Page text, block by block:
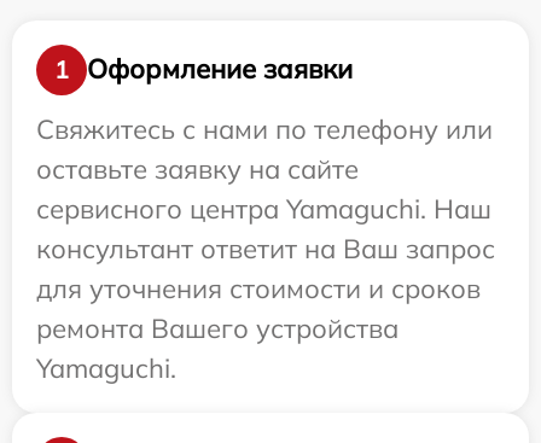
1
Оформление заявки
Свяжитесь с нами по телефону или
оставьте заявку на сайте
сервисного центра Yamaguchi. Наш
консультант ответит на Ваш запрос
для уточнения стоимости и сроков
ремонта Вашего устройства
Yamaguchi.